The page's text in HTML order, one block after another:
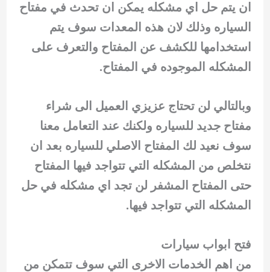
ان يتم حل اي مشكله يمكن ان تحدث في مفتاح
السياره وذلك لان هذه المعدات سوف يتم
استخدامها للكشف عن المفتاح والتعرف على
المشكله الموجوده في المفتاح.
وبالتالي لن تحتاج عزيزي العميل الى شراء
مفتاح جديد للسياره ولكنك عند التعامل معنا
سوف نعيد لك المفتاح الاصلي للسياره بعد ان
نتخلص من المشكله التي تتواجد فيها المفتاح
حتى المفتاح المشفر لن تجد اي مشكله في حل
المشكله التي تتواجد فيها.
فتح ابواب سيارات
من اهم الخدمات الاخرى التي سوف تتمكن من